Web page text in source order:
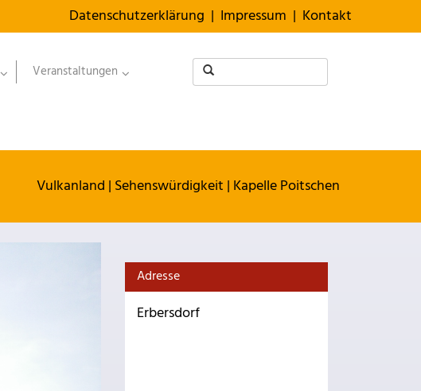
Datenschutzerklärung | Impressum | Kontakt
Veranstaltungen
Vulkanland | Sehenswürdigkeit | Kapelle Poitschen
Adresse
Erbersdorf